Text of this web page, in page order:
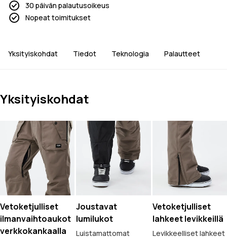
30 päivän palautusoikeus
Nopeat toimitukset
Yksityiskohdat Tiedot Teknologia Palautteet
Yksityiskohdat
Vetoketjulliset
ilmanvaihtoaukot
verkkokankaalla
Joustavat
lumilukot
Luistamattomat
Vetoketjulliset
lahkeet levikkeillä
Levikkeelliset lahkeet